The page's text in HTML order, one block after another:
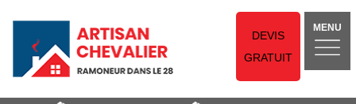
DEVIS
GRATUIT
MENU